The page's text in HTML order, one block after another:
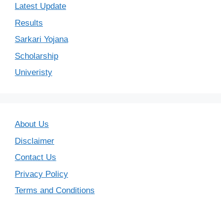
Latest Update
Results
Sarkari Yojana
Scholarship
Univeristy
About Us
Disclaimer
Contact Us
Privacy Policy
Terms and Conditions